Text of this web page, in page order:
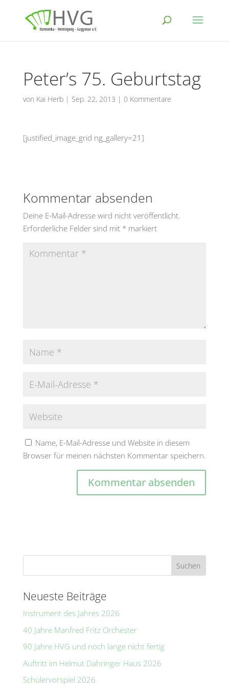
Peter’s 75. Geburtstag
von Kai Herb| Sep. 22, 2013 | 0 Kommentare
[justified_image_grid ng_gallery=21]
Kommentar absenden
Deine E-Mail-Adresse wird nicht veröffentlicht.
Erforderliche Felder sind mit *markiert
Name, E-Mail-Adresse und Website in diesem
Browser für meinen nächsten Kommentar speichern.
r
a
t
v
e
:
Neueste Beiträge
Instrument des Jahres 2026
40 Jahre Manfred Fritz Orchester
90 Jahre HVG und noch lange nicht fertig
Auftritt im Helmut Dahringer Haus 2026
Schülervorspiel 2026